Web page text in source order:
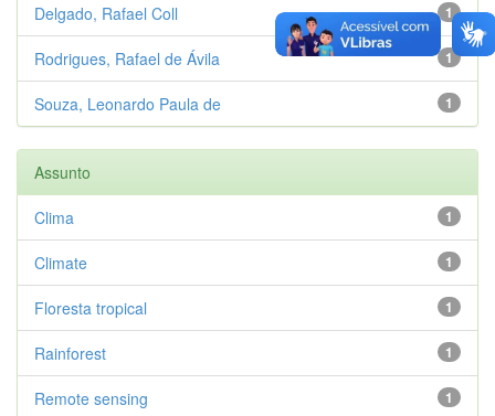
1
Delgado, Rafael Coll
1
Rodrigues, Rafael de Ávila
1
Souza, Leonardo Paula de
Assunto
1
Clima
1
Climate
1
Floresta tropical
1
Rainforest
1
Remote sensing